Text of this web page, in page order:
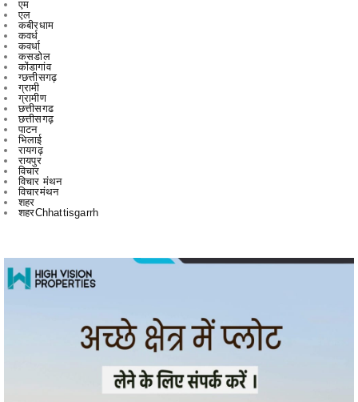
कसडोल
कोंडागांव
ग्छत्तीसगढ़
ग्रामी
ग्रामीण
छत्तीसगढ
छत्तीसगढ़
पाटन
भिलाई
रायगढ़
रायपुर
विचार
विचार मंथन
विचारमंथन
शहर
शहरChhattisgarrh